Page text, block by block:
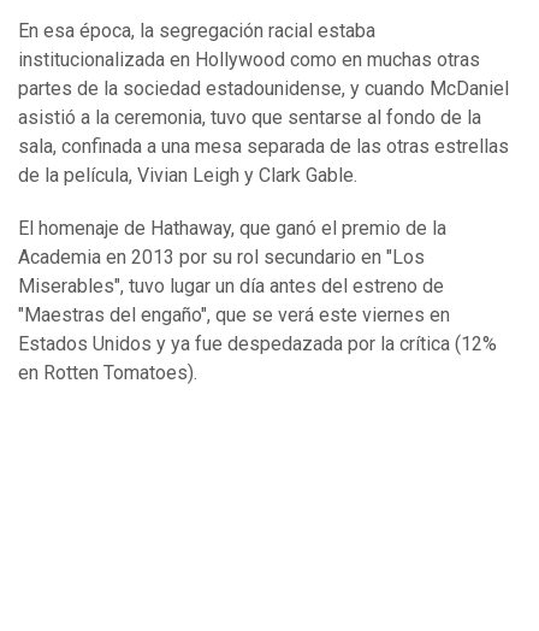
En esa época, la segregación racial estaba
institucionalizada en Hollywood como en muchas otras
partes de la sociedad estadounidense, y cuando McDaniel
asistió a la ceremonia, tuvo que sentarse al fondo de la
sala, confinada a una mesa separada de las otras estrellas
de la película, Vivian Leigh y Clark Gable.
El homenaje de Hathaway, que ganó el premio de la
Academia en 2013 por su rol secundario en "Los
Miserables", tuvo lugar un día antes del estreno de
"Maestras del engaño", que se verá este viernes en
Estados Unidos y ya fue despedazada por la crítica (12%
en Rotten Tomatoes).